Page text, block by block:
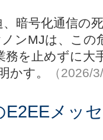
、暗号化通信
ンMJは、この
務を止めずに大
かす。
（2026/
E2EEメッ